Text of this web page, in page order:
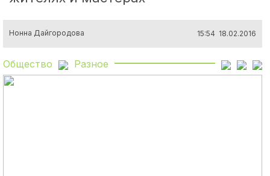
Нонна Дайгородова 15:54 18.02.2016
Общество Разное